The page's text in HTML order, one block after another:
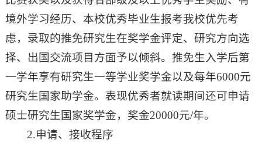
境外学习经历、本校优秀毕业生报考我校优先考
虑，录取的推免研究生在奖学金评定、研究方向选
择、出国交流项目方面予以倾斜。推免生入学后第
一学年享有研究生一等学业奖学金以及每年6000元
研究生国家助学金。表现优秀者就读期间还可申请
硕士研究生国家奖学金，奖金20000元/年。
2.申请、接收程序